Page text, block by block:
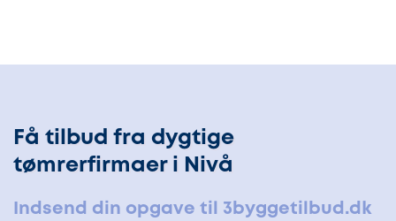
Få tilbud fra dygtige
tømrerfirmaer i Nivå
Indsend din opgave til 3byggetilbud.dk